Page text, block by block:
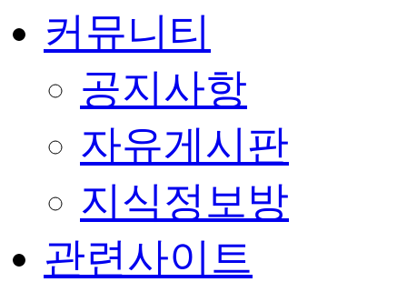
커뮤니티
공지사항
자유게시판
지식정보방
관련사이트